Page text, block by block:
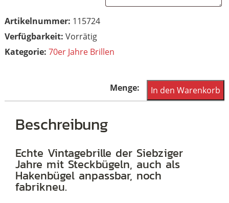
Artikelnummer: 115724
Vorrätig
Kategorie: 70er Jahre Brillen
Echte
Vintagebrille
1970er
Jahren
mit
In den Warenkorb
Beschreibung
Echte Vintagebrille der Siebziger
Jahre mit Steckbügeln, auch als
Hakenbügel anpassbar, noch
fabrikneu.